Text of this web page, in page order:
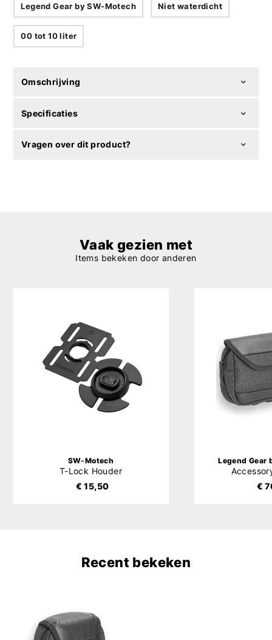
Legend Gear by SW-Motech Niet waterdicht
00 tot 10 liter
Omschrijving
Specificaties
Vragen over dit product?
Vaak gezien met
Items bekeken door anderen
SW-Motech
T-Lock Houder
€ 15,50
Legend Gear
€
Recent bekeken